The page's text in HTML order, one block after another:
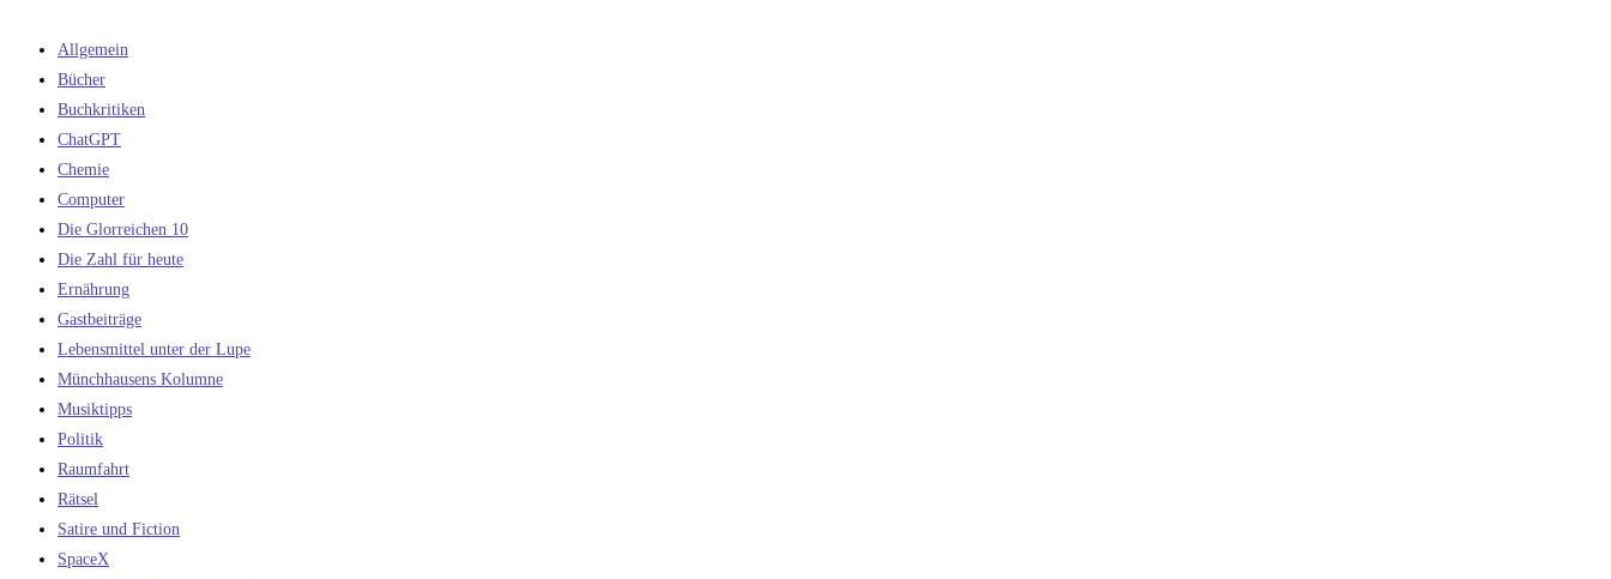
Allgemein
Bücher
Buchkritiken
ChatGPT
Chemie
Computer
Die Glorreichen 10
Die Zahl für heute
Ernährung
Gastbeiträge
Lebensmittel unter der Lupe
Münchhausens Kolumne
Musiktipps
Politik
Raumfahrt
Rätsel
Satire und Fiction
SpaceX